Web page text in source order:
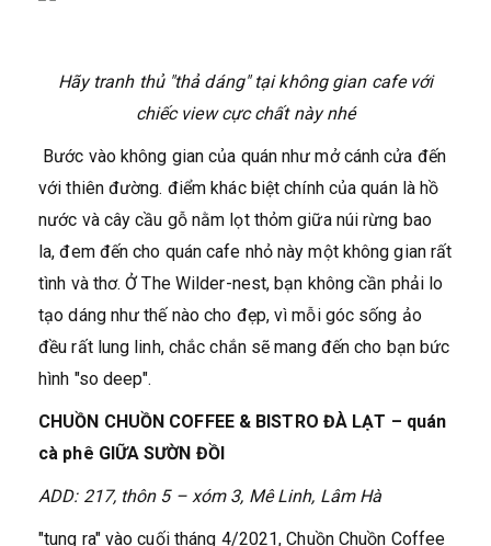
Hãy tranh thủ "thả dáng" tại không gian cafe với
chiếc view cực chất này nhé
Bước vào không gian của quán như mở cánh cửa đến
với thiên đường. điểm khác biệt chính của quán là hồ
nước và cây cầu gỗ nằm lọt thỏm giữa núi rừng bao
la, đem đến cho quán cafe nhỏ này một không gian rất
tình và thơ. Ở The Wilder-nest, bạn không cần phải lo
tạo dáng như thế nào cho đẹp, vì mỗi góc sống ảo
đều rất lung linh, chắc chắn sẽ mang đến cho bạn bức
hình "so deep".
CHUỒN CHUỒN COFFEE & BISTRO ĐÀ LẠT – quán
cà phê GIỮA SƯỜN ĐỒI
ADD: 217, thôn 5 – xóm 3, Mê Linh, Lâm Hà
"tung ra" vào cuối tháng 4/2021, Chuồn Chuồn Coffee